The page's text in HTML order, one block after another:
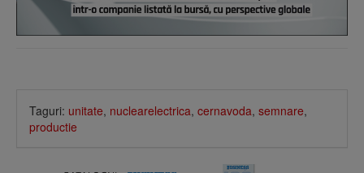
Taguri: unitate, nuclearelectrica, cernavoda, semnare,
productie